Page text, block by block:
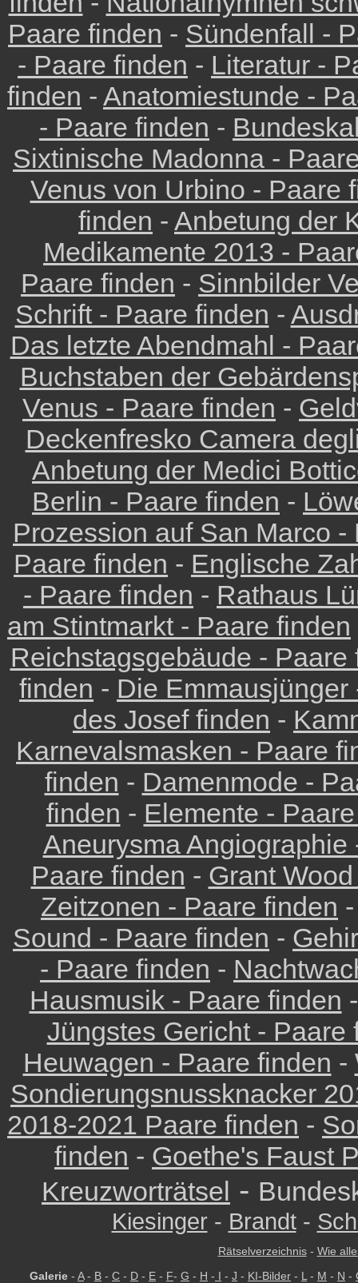
Paare finden - Sündenfall -
- Paare finden - Literatur -
finden - Anatomiestunde -
- Paare finden -
Sixtinische Madonna -
Venus von Urbino - Paare
finden - Anbetung der
Medikamente 2013 -
Paare finden - Sinnbilder
Schrift - Paare finden -
Das letzte Abendmahl -
Buchstaben der
Venus - Paare finden -
Deckenfresko Camera
Anbetung der Medici
Berlin - Paare finden -
Prozession auf San Marco -
Paare finden - Englische
- Paare finden - Rathaus
am Stintmarkt - Paare finden
Reichstagsgebäude - Paare
finden - Die
des Josef finden -
Karnevalsmasken - Paare
finden - Damenmode -
finden - Elemente -
Aneurysma Angiographie
Paare finden - Grant
Zeitzonen - Paare finden
Sound - Paare finden -
- Paare finden -
Hausmusik - Paare finden
Jüngstes Gericht - Paare
Heuwagen - Paare finden -
Sondierungsnussknacker
2018-2021 Paare finden -
finden - Goethe's Faust
Kreuzworträtsel -
Kiesinger- Brandt-
Rätselverzeichnis- Wie
Galerie - A- B - C - D - E - F- G - H - I - J - KI-Bilder - L - M - N -